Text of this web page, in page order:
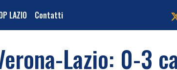
LAZIO Contatti
Lazio: 0-3